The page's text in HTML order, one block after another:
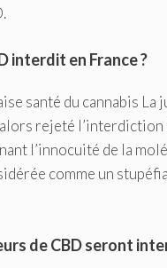
interdit en France ?
santé du cannabis La
rejeté l’interdiction
l’innocuité de la
comme un
de CBD seront